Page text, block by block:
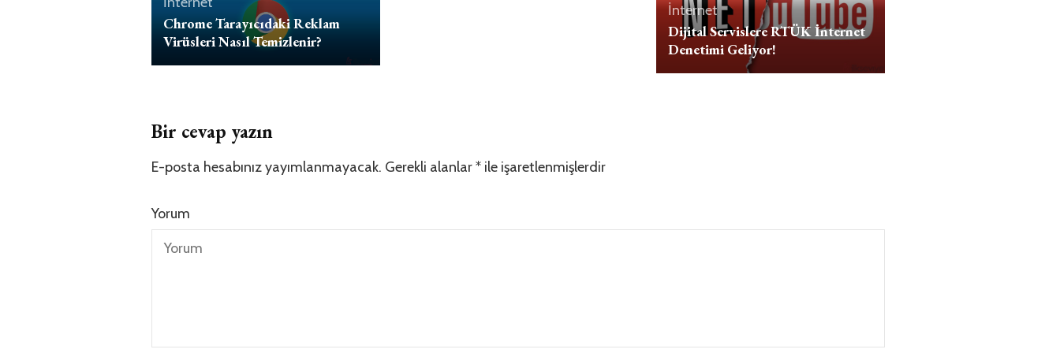
Chrome Tarayıcıdaki Reklam
Virüsleri Nasıl Temizlenir?
İnternet
Dijital Servislere RTÜK İnternet
Denetimi Geliyor!
Bir cevap yazın
E-posta hesabınız yayımlanmayacak. Gerekli alanlar* ile işaretlenmişlerdir
Yorum